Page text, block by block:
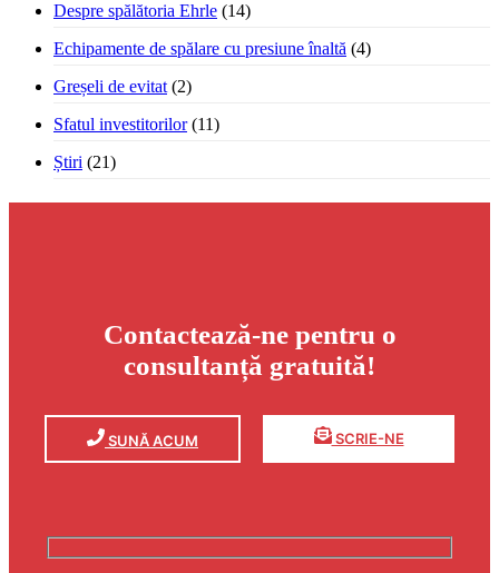
Despre spălătoria Ehrle (14)
Echipamente de spălare cu presiune înaltă (4)
Greșeli de evitat (2)
Sfatul investitorilor(11)
Știri (21)
Contactează-ne pentru o
consultanță gratuită!
SUNĂ ACUM SCRIE-NE